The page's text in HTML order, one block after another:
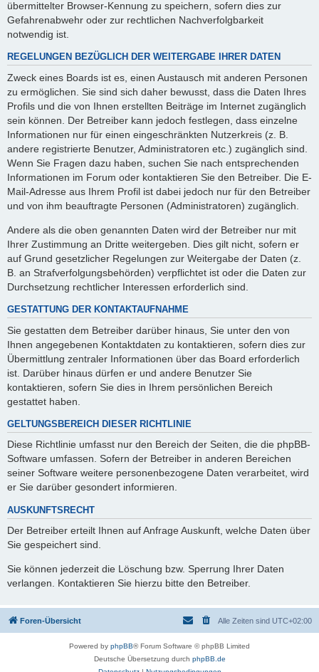
übermittelter Browser-Kennung zu speichern, sofern dies zur
Gefahrenabwehr oder zur rechtlichen Nachverfolgbarkeit
notwendig ist.
REGELUNGEN BEZÜGLICH DER WEITERGABE IHRER DATEN
Zweck eines Boards ist es, einen Austausch mit anderen Personen
zu ermöglichen. Sie sind sich daher bewusst, dass die Daten Ihres
Profils und die von Ihnen erstellten Beiträge im Internet zugänglich
sein können. Der Betreiber kann jedoch festlegen, dass einzelne
Informationen nur für einen eingeschränkten Nutzerkreis (z. B.
andere registrierte Benutzer, Administratoren etc.) zugänglich sind.
Wenn Sie Fragen dazu haben, suchen Sie nach entsprechenden
Informationen im Forum oder kontaktieren Sie den Betreiber. Die E-
Mail-Adresse aus Ihrem Profil ist dabei jedoch nur für den Betreiber
und von ihm beauftragte Personen (Administratoren) zugänglich.
Andere als die oben genannten Daten wird der Betreiber nur mit
Ihrer Zustimmung an Dritte weitergeben. Dies gilt nicht, sofern er
auf Grund gesetzlicher Regelungen zur Weitergabe der Daten (z.
B. an Strafverfolgungsbehörden) verpflichtet ist oder die Daten zur
Durchsetzung rechtlicher Interessen erforderlich sind.
GESTATTUNG DER KONTAKTAUFNAHME
Sie gestatten dem Betreiber darüber hinaus, Sie unter den von
Ihnen angegebenen Kontaktdaten zu kontaktieren, sofern dies zur
Übermittlung zentraler Informationen über das Board erforderlich
ist. Darüber hinaus dürfen er und andere Benutzer Sie
kontaktieren, sofern Sie dies in Ihrem persönlichen Bereich
gestattet haben.
GELTUNGSBEREICH DIESER RICHTLINIE
Diese Richtlinie umfasst nur den Bereich der Seiten, die die phpBB-
Software umfassen. Sofern der Betreiber in anderen Bereichen
seiner Software weitere personenbezogene Daten verarbeitet, wird
er Sie darüber gesondert informieren.
AUSKUNFTSRECHT
Der Betreiber erteilt Ihnen auf Anfrage Auskunft, welche Daten über
Sie gespeichert sind.
Sie können jederzeit die Löschung bzw. Sperrung Ihrer Daten
verlangen. Kontaktieren Sie hierzu bitte den Betreiber.
Foren-Übersicht Alle Zeiten sind UTC+02:00
Powered by phpBB® Forum Software © phpBB Limited
Deutsche Übersetzung durch phpBB.de